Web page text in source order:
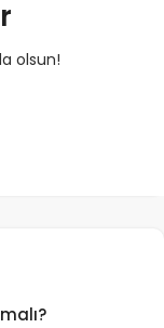
olsun!